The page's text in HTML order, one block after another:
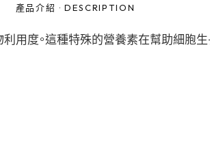
產品介紹 ·DESCRIPTION
用度。這種特殊的營養素在幫助細胞生